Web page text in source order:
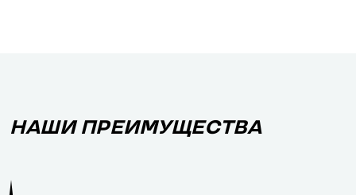
НАШИ ПРЕИМУЩЕСТВА